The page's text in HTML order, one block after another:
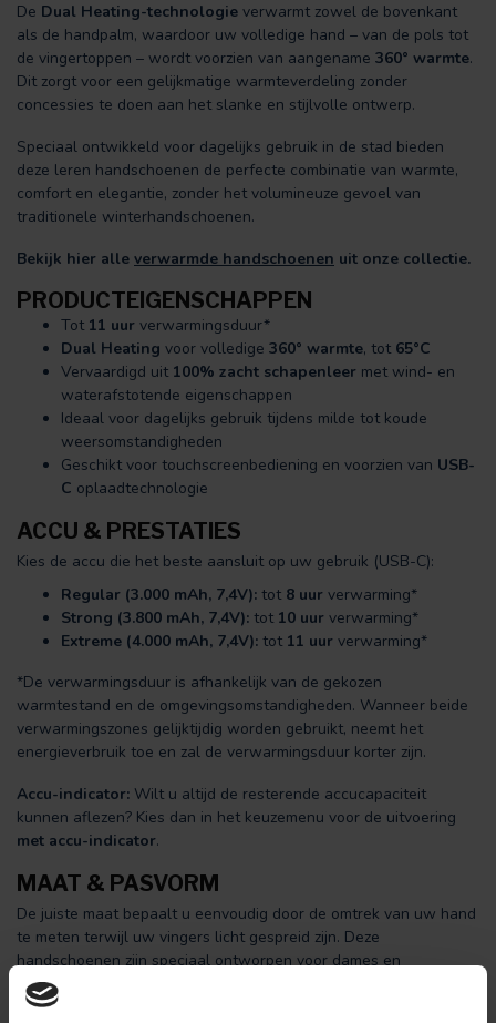
De Dual Heating-technologie verwarmt zowel de bovenkant
als de handpalm, waardoor uw volledige hand – van de pols tot
de vingertoppen – wordt voorzien van aangename 360° warmte.
Dit zorgt voor een gelijkmatige warmteverdeling zonder
concessies te doen aan het slanke en stijlvolle ontwerp.
Speciaal ontwikkeld voor dagelijks gebruik in de stad bieden
deze leren handschoenen de perfecte combinatie van warmte,
comfort en elegantie, zonder het volumineuze gevoel van
traditionele winterhandschoenen.
Bekijk hier alle verwarmde handschoenen uit onze collectie.
PRODUCTEIGENSCHAPPEN
Tot 11 uur verwarmingsduur*
Dual Heating voor volledige 360° warmte, tot 65°C
Vervaardigd uit 100% zacht schapenleer met wind- en
waterafstotende eigenschappen
Ideaal voor dagelijks gebruik tijdens milde tot koude
weersomstandigheden
Geschikt voor touchscreenbediening en voorzien van USB-
C oplaadtechnologie
ACCU & PRESTATIES
Kies de accu die het beste aansluit op uw gebruik (USB-C):
Regular (3.000 mAh, 7,4V): tot 8 uur verwarming*
Strong (3.800 mAh, 7,4V): tot 10 uur verwarming*
Extreme (4.000 mAh, 7,4V): tot 11 uur verwarming*
*De verwarmingsduur is afhankelijk van de gekozen
warmtestand en de omgevingsomstandigheden. Wanneer beide
verwarmingszones gelijktijdig worden gebruikt, neemt het
energieverbruik toe en zal de verwarmingsduur korter zijn.
Accu-indicator: Wilt u altijd de resterende accucapaciteit
kunnen aflezen? Kies dan in het keuzemenu voor de uitvoering
met accu-indicator.
MAAT & PASVORM
De juiste maat bepaalt u eenvoudig door de omtrek van uw hand
te meten terwijl uw vingers licht gespreid zijn. Deze
handschoenen zijn speciaal ontworpen voor dames en
beschikken over een vrouwelijke pasvorm die comfortabel
aansluit en de warmte optimaal vasthoudt.